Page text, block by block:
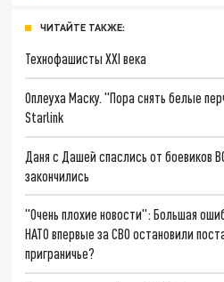
ЧИТАЙТЕ ТАКЖЕ:
Технофашисты XXI века
Оплеуха Маску. "Пора снять белые
Starlink
Даня с Дашей спаслись от боевиков
закончились
"Очень плохие новости": Большая
НАТО впервые за СВО остановили
приграничье?